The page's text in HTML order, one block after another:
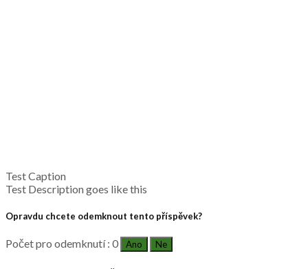
Test Caption
Test Description goes like this
Opravdu chcete odemknout tento příspěvek?
Počet pro odemknutí : 0 Ano Ne